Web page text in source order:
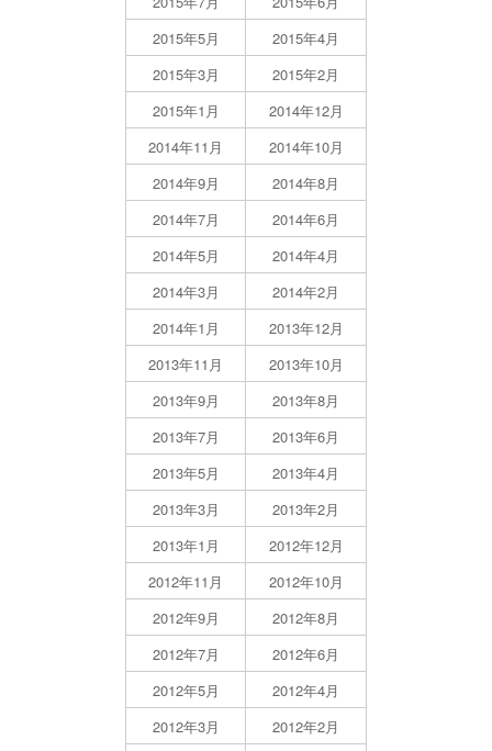
2015年5月
2015年4月
2015年3月
2015年2月
2015年1月
2014年12月
2014年11月
2014年10月
2014年9月
2014年8月
2014年7月
2014年6月
2014年5月
2014年4月
2014年3月
2014年2月
2014年1月
2013年12月
2013年11月
2013年10月
2013年9月
2013年8月
2013年7月
2013年6月
2013年5月
2013年4月
2013年3月
2013年2月
2013年1月
2012年12月
2012年11月
2012年10月
2012年9月
2012年8月
2012年7月
2012年6月
2012年5月
2012年4月
2012年3月
2012年2月